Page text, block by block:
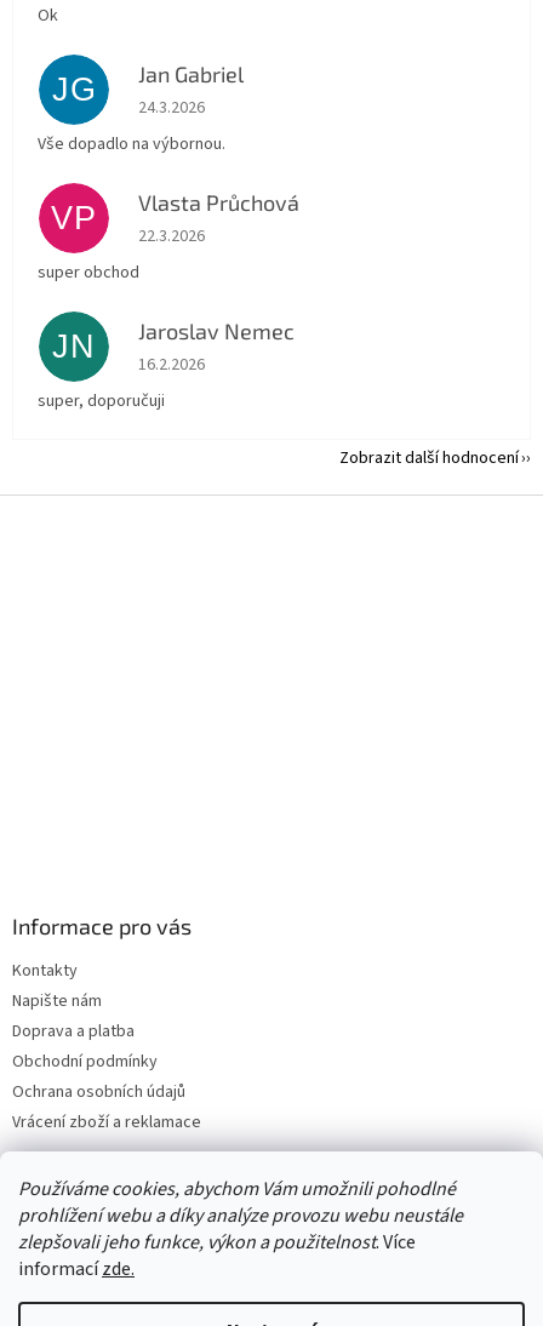
Používáme cookies, abychom Vám umožnili pohodlné
prohlížení webu a díky analýze provozu webu neustále
zlepšovali jeho funkce, výkon a použitelnost. Více
informacízde.
Ok
JG Jan Gabriel
Hodnocení obchodu je 5 z 5 hvězdiček.
24.3.2026
Vše dopadlo na výbornou.
VP Vlasta Průchová
Hodnocení obchodu je 5 z 5 hvězdiček.
22.3.2026
super obchod
JN Jaroslav Nemec
Hodnocení obchodu je 5 z 5 hvězdiček.
16.2.2026
super, doporučuji
Zobrazit další hodnocení
Informace pro vás
Kontakty
Napište nám
Doprava a platba
Obchodní podmínky
Ochrana osobních údajů
Vrácení zboží a reklamace